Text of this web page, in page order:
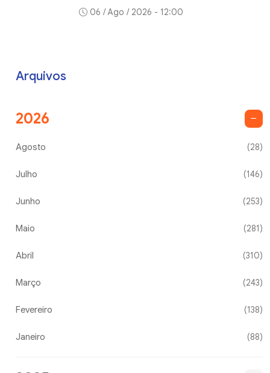
06 / Ago / 2026 - 12:00
Arquivos
2026
Agosto (28)
Julho (146)
Junho (253)
Maio (281)
Abril (310)
Março (243)
Fevereiro (138)
Janeiro (88)